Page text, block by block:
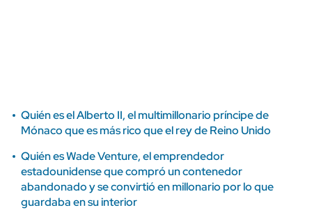
Quién es el Alberto II, el multimillonario príncipe de
Mónaco que es más rico que el rey de Reino Unido
Quién es Wade Venture, el emprendedor
estadounidense que compró un contenedor
abandonado y se convirtió en millonario por lo que
guardaba en su interior